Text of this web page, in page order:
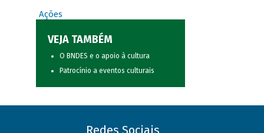
Ações
VEJA TAMBÉM
O BNDES e o apoio à cultura
Patrocínio a eventos culturais
Redes Sociais